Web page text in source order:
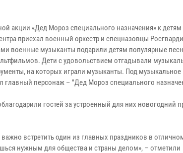
акции «Дед Мороз специального назначения» к детям
приехал военный оркестр и спецназовцы
военные музыканты подарили детям популярные
Дети с удовольствием отгадывали
на которых играли музыканты. Под музыкальное
персонаж – "Дед Мороз специального
гостей за устроенный для них новогодний
встретить один из главных праздников в
нужным для общества и страны делом», – отметили